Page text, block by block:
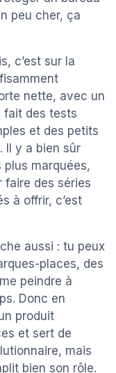
peu cher, ça
c’est sur la
nette, avec un
fait des tests
et des petits
Il y a bien sûr
marquées,
faire des séries
à offrir, c’est
aussi : tu peux
places, des
peindre à
Donc en
produit
et sert de
mais
bien son rôle.